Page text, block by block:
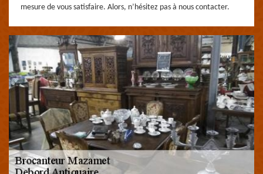
mesure de vous satisfaire. Alors, n’hésitez pas à nous contacter.